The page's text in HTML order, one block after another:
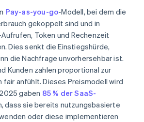
Pay-as-you-go-Modell, bei dem die
gekoppelt sind und in
Token und Rechenzeit
Dies senkt die Einstiegshürde,
die Nachfrage unvorhersehbar ist.
Kunden zahlen proportional zur
fair anfühlt. Dieses Preismodell wird
gaben 85 % der SaaS-
dass sie bereits nutzungsbasierte
oder diese implementieren